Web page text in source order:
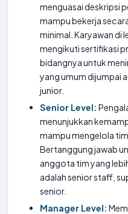
menguasai deskripsi
mampu bekerja
minimal. Karyawan di
mengikuti sertifikasi
bidangnya untuk
yang umum dijumpai
junior.
Senior Level:
menunjukkan
mampu mengelola
Bertanggung jawab
anggota tim yang
adalah senior staff,
senior.
Manager Level: